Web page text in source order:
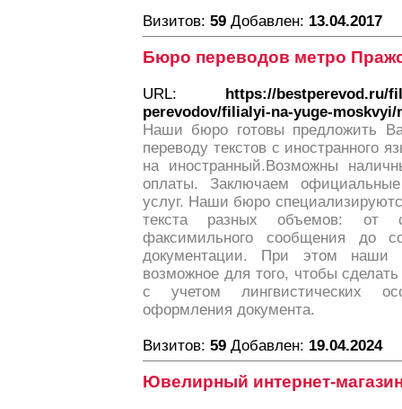
Визитов: 59 Добавлен: 13.04.2017
Бюро переводов метро
URL: https://bestperevod.ru/
perevodov/filialyi-na-yuge-moskvyi/
Наши бюро готовы предложить
переводу текстов с иностранного
на иностранный.Возможны
оплаты. Заключаем
услуг. Наши бюро
текста разных объемов: от
факсимильного сообщения до
документации. При этом наши
возможное для того, чтобы
с учетом лингвистических
оформления документа.
Визитов: 59 Добавлен: 19.04.2024
Ювелирный интернет-